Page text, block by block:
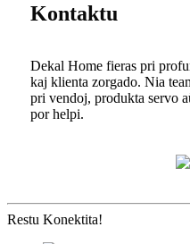
Kontaktu
Dekal Home fieras pri
kaj klienta zorgado. Nia
pri vendoj, produkta servo
por helpi.
Restu Konektita!